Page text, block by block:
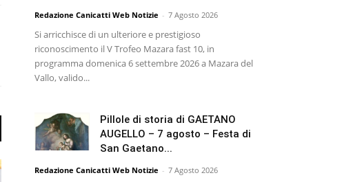
Redazione Canicatti Web Notizie - 7 Agosto 2026
Si arricchisce di un ulteriore e prestigioso
riconoscimento il V Trofeo Mazara fast 10, in
programma domenica 6 settembre 2026 a Mazara del
Vallo, valido...
Pillole di storia di GAETANO
AUGELLO – 7 agosto – Festa di
San Gaetano...
Redazione Canicatti Web Notizie - 7 Agosto 2026